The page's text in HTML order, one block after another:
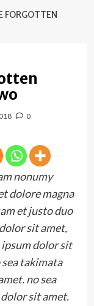
FORGOTTEN
0
nonumy
dolore magna
et justo duo
sit amet,
ipsum dolor sit
takimata
no sea
sit amet.